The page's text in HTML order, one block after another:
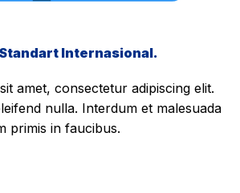
Internasional.
amet, consectetur adipiscing elit.
nulla. Interdum et malesuada
primis in faucibus.